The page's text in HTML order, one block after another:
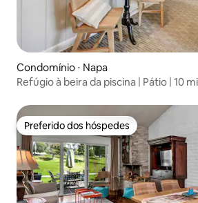
Condomínio ⋅ Napa
Refúgio à beira da piscina | Pátio | 10
Preferido dos hóspedes
Preferido dos hóspedes